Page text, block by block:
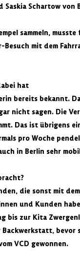
Schartow von
sammeln,
Besuch mit dem
hat
bereits bekannt.
nicht sagen. Die
Das ist übrigens
pro Woche
in Berlin sehr
die sonst mit
und Kunden
bis zur Kita
bevor
VCD gewonnen.